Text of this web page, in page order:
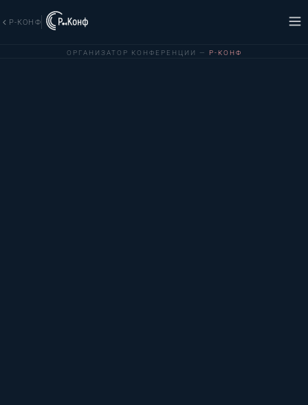
Р-КОНФ
ОРГАНИЗАТОР КОНФЕРЕНЦИИ — Р-КОНФ